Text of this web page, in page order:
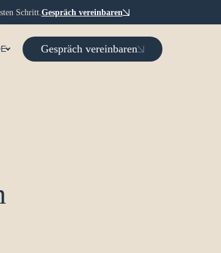
Schritt. Gespräch vereinbaren
Gespräch vereinbaren